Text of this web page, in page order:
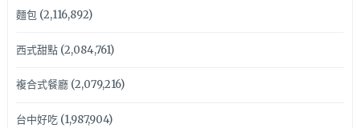
麵包(2,116,892)
西式甜點(2,084,761)
複合式餐廳(2,079,216)
台中好吃(1,987,904)